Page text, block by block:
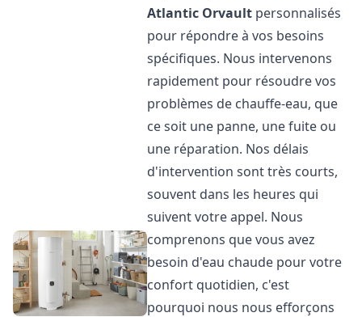
Atlantic Orvault personnalisés
pour répondre à vos besoins
spécifiques. Nous intervenons
rapidement pour résoudre vos
problèmes de chauffe-eau, que
ce soit une panne, une fuite ou
une réparation. Nos délais
d'intervention sont très courts,
souvent dans les heures qui
suivent votre appel. Nous
comprenons que vous avez
besoin d'eau chaude pour votre
confort quotidien, c'est
pourquoi nous nous efforçons